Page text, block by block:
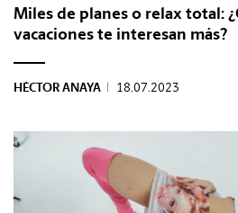
Miles de planes o relax total:
vacaciones te interesan más?
HÉCTOR ANAYA | 18.07.2023